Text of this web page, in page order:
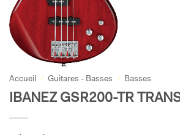
Accueil / Guitares - Basses / Basses
IBANEZ GSR200-TR